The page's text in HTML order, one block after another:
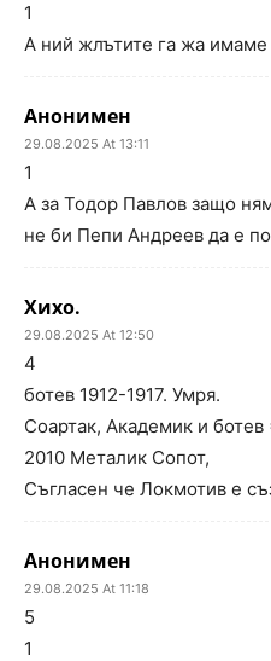
1
А ний жлътите га жа имаме
Анонимен
29.08.2025 At 13:11
1
А за Тодор Павлов защо
не би Пепи Андреев да е
Хихо.
29.08.2025 At 12:50
4
ботев 1912-1917. Умря.
Соартак, Академик и
2010 Металик Сопот,
Съгласен че Локмотив е
Анонимен
29.08.2025 At 11:18
5
1